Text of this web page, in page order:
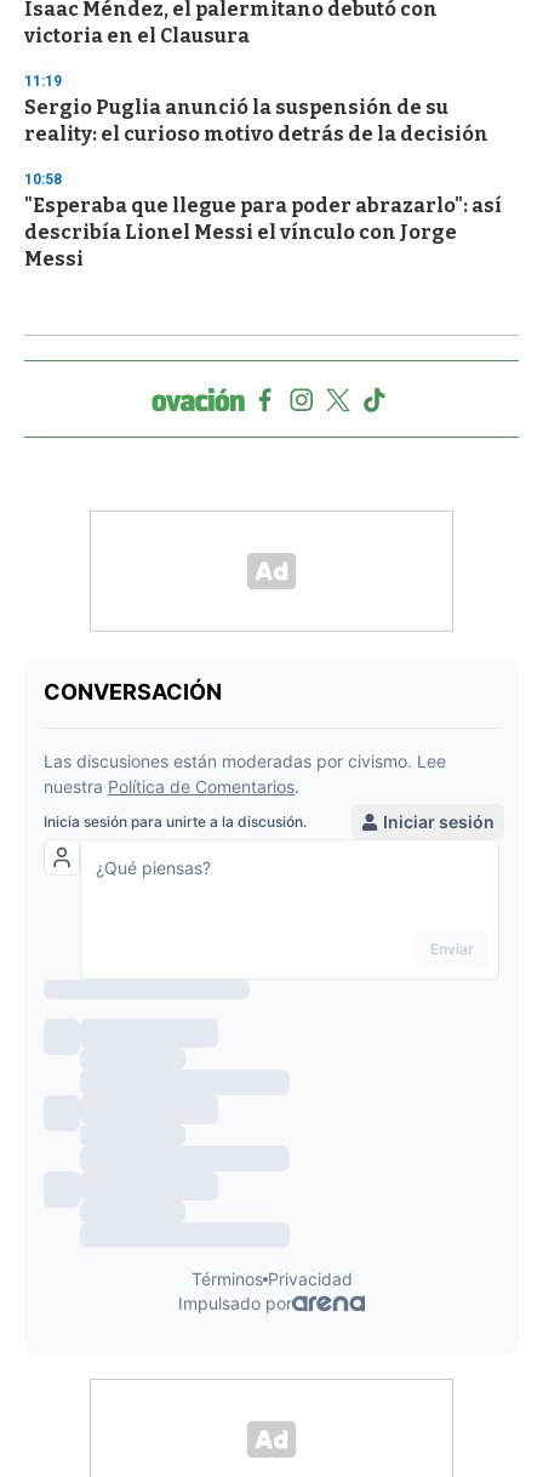
Isaac Méndez, el palermitano debutó con
victoria en el Clausura
11:19
Sergio Puglia anunció la suspensión de su
reality: el curioso motivo detrás de la decisión
10:58
"Esperaba que llegue para poder abrazarlo": así
describía Lionel Messi el vínculo con Jorge
Messi